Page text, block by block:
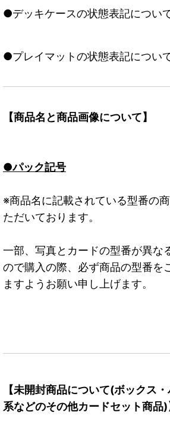
●デッキケースの状態表記につい
●プレイマットの状態表記につい
【商品名と商品画像について】
●パック記号
※商品名に記載されている型番の
ただいております。
一部、写真とカードの型番が異な
ので購入の際、必ず商品の型番を
ますようお願い申し上げます。
【未開封商品について(ボックス
系などのその他カードセット商品)